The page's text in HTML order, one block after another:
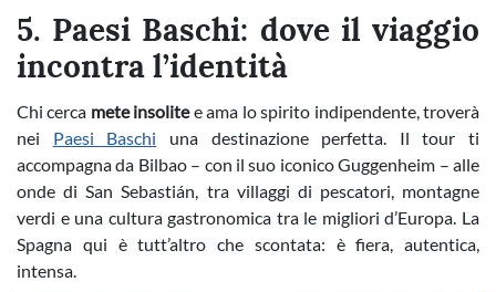
5. Paesi Baschi: dove il viaggio
incontra l’identità
Chi cerca mete insolitee ama lo spirito indipendente, troverà
nei Paesi Baschi una destinazione perfetta. Il tour ti
accompagna da Bilbao – con il suo iconico Guggenheim – alle
onde di San Sebastián, tra villaggi di pescatori, montagne
verdi e una cultura gastronomica tra le migliori d’Europa. La
Spagna qui è tutt’altro che scontata: è fiera, autentica,
intensa.